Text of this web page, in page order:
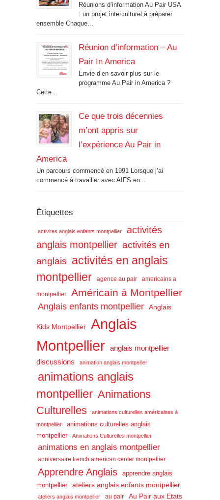
Réunions d’information Au Pair USA
: un projet interculturel à préparer
ensemble Chaque...
Réunion d’information – Au
Pair In America
Envie d’en savoir plus sur le
programme Au Pair in America ?
Cette...
Ce que trois décennies
m’ont appris sur
l’expérience Au Pair in
America
Un parcours commencé en 1991 Lorsque j’ai
commencé à travailler avec AIFS en...
Étiquettes
activites anglais enfants montpellier
activités
anglais montpellier activités en
anglais activités en anglais
montpellier
agence au pair americains a
montpellier Américain à Montpellier
Anglais enfants montpellier Anglais
Kids Montpellier
Anglais
Montpellier
anglais montpellier
discussions
animation anglais montpellier
animations anglais
montpellier Animations
Culturelles
animations culturelles américaines à
montpellier
animations culturelles anglais
montpellier
Animations Culturelles montpellier
animations en anglais montpellier
anniversaire french american center montpellier
Apprendre Anglais
apprendre anglais
montpellier
ateliers anglais enfants montpellier
ateliers anglais montpellier au pair
Au Pair aux Etats